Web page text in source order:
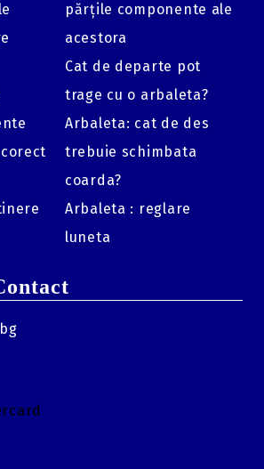
părțile componente ale
acestora
Cat de departe pot
trage cu o arbaleta?
Arbaleta: cat de des
trebuie schimbata
coarda?
Arbaleta : reglare
luneta